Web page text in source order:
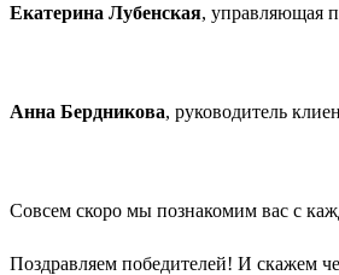
Екатерина Лубенская, управляющая
Анна Бердникова, руководитель
Совсем скоро мы познакомим вас с
Поздравляем победителей! И скажем